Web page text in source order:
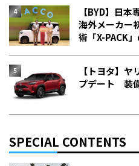
【BYD】日
海外メーカー
術「X-PACK
【トヨタ】
プデート 装
SPECIAL CONTENTS